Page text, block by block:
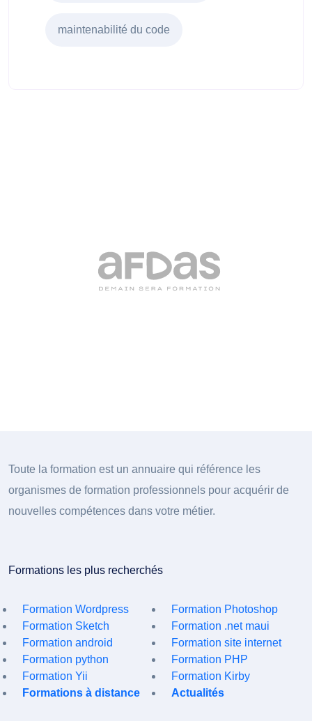
maintenabilité du code
Toute la formation est un annuaire qui référence les
organismes de formation professionnels pour acquérir de
nouvelles compétences dans votre métier.
Formations les plus recherchés
Formation Wordpress
Formation Photoshop
Formation Sketch
Formation .net maui
Formation android
Formation site internet
Formation python
Formation PHP
Formation Yii
Formation Kirby
Formations à distance
Actualités